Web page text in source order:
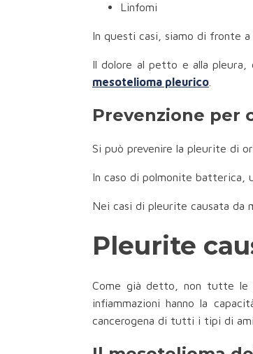
Linfomi
In questi casi, siamo di fronte
Il dolore al petto e alla pleura,
mesotelioma pleurico
Prevenzione per
Si può prevenire la pleurite di
In caso di polmonite batterica,
Nei casi di pleurite causata da
Pleurite
Come già detto, non tutte le
infiammazioni hanno la
cancerogena di tutti i tipi di